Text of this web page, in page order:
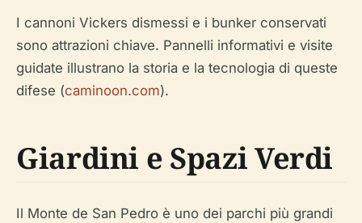
I cannoni Vickers dismessi e i bunker conservati
sono attrazioni chiave. Pannelli informativi e visite
guidate illustrano la storia e la tecnologia di queste
difese (caminoon.com).
Giardini e Spazi Verdi
Il Monte de San Pedro è uno dei parchi più grandi